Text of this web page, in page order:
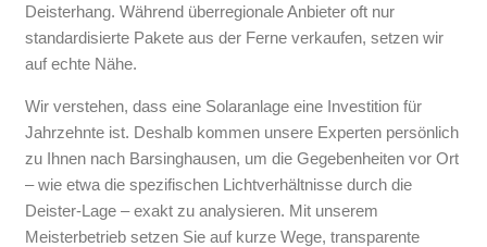
Deisterhang. Während überregionale Anbieter oft nur
standardisierte Pakete aus der Ferne verkaufen, setzen wir
auf echte Nähe.
Wir verstehen, dass eine Solaranlage eine Investition für
Jahrzehnte ist. Deshalb kommen unsere Experten persönlich
zu Ihnen nach Barsinghausen, um die Gegebenheiten vor Ort
– wie etwa die spezifischen Lichtverhältnisse durch die
Deister-Lage – exakt zu analysieren. Mit unserem
Meisterbetrieb setzen Sie auf kurze Wege, transparente